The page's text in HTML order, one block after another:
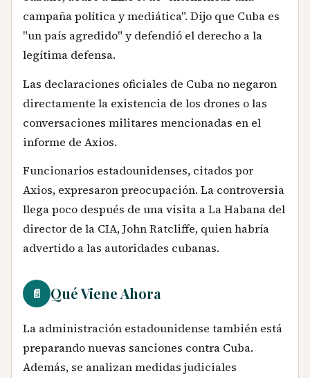
campaña política y mediática". Dijo que Cuba es
"un país agredido" y defendió el derecho a la
legítima defensa.
Las declaraciones oficiales de Cuba no negaron
directamente la existencia de los drones o las
conversaciones militares mencionadas en el
informe de Axios.
Funcionarios estadounidenses, citados por
Axios, expresaron preocupación. La controversia
llega poco después de una visita a La Habana del
director de la CIA, John Ratcliffe, quien habría
advertido a las autoridades cubanas.
📄 Qué Viene Ahora
La administración estadounidense también está
preparando nuevas sanciones contra Cuba.
Además, se analizan medidas judiciales